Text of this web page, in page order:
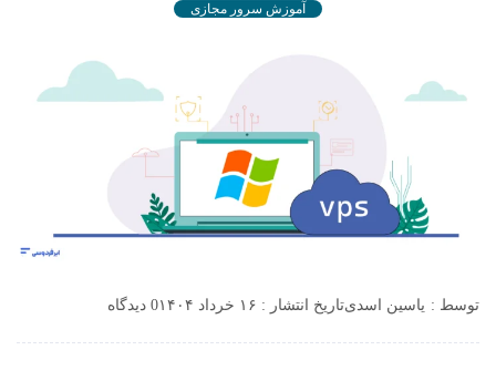
آموزش سرور مجازی
توسط : یاسین اسدیتاریخ انتشار : ۱۶ خرداد ۱۴۰۴ 0 دیدگاه